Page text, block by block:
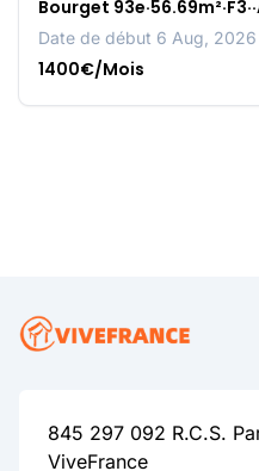
Bourget
Date de début 6 Aug, 2026
1400€/Mois
845 297 092 R.C.S.
ViveFrance